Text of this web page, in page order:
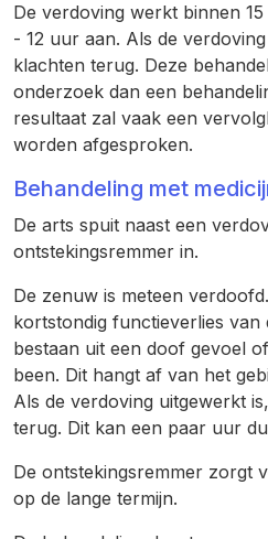
De verdoving werkt binnen
- 12 uur aan. Als de
klachten terug. Deze
onderzoek dan een
resultaat zal vaak een
worden afgesproken.
Behandeling met
De arts spuit naast een
ontstekingsremmer in.
De zenuw is meteen
kortstondig functieverlies van
bestaan uit een doof gevoel
been. Dit hangt af van het
Als de verdoving uitgewerkt
terug. Dit kan een paar uur
De ontstekingsremmer zorgt
op de lange termijn.